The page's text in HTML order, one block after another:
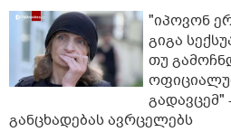
"იპოვონ
გიგა
თუ
გადავცემ"
განცხადებას ავრცელებს